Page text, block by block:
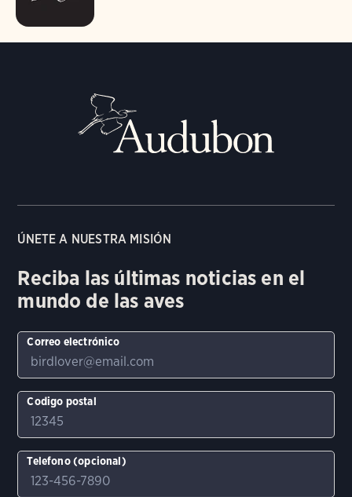
ÚNETE A NUESTRA MISIÓN
Reciba las últimas noticias en el
mundo de las aves
Correo electrónico
Codigo postal
Telefono (opcional)